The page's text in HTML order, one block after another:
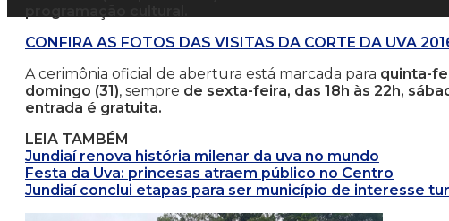
CONFIRA AS FOTOS DAS VISITAS DA CORTE DA UVA
A cerimônia oficial de abertura está marcada para quinta-
domingo (31), sempre de sexta-feira, das 18h às 22h,
entrada é gratuita.
LEIA TAMBÉM
Jundiaí renova história milenar da uva no mundo
Festa da Uva: princesas atraem público no Centro
Jundiaí conclui etapas para ser município de interesse